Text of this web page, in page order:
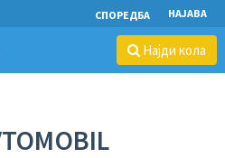
СПОРЕДБА НАЈАВА
Најди кола